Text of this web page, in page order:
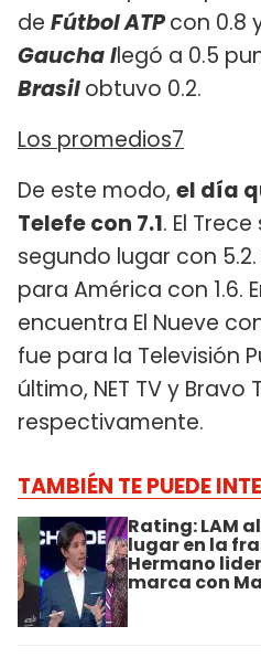
de Fútbol ATPcon 0.8
Gauchallegó a 0.5
Brasilobtuvo 0.2.
Los promedios7
De este modo, el día
Telefe con 7.1. El
segundo lugar con
para América con 1.6.
encuentra El Nueve
fue para la Televisión
último, NET TV y Bravo
respectivamente.
TAMBIÉN TE PUEDE
Rating: LAM
lugar en la
Hermano
marca con